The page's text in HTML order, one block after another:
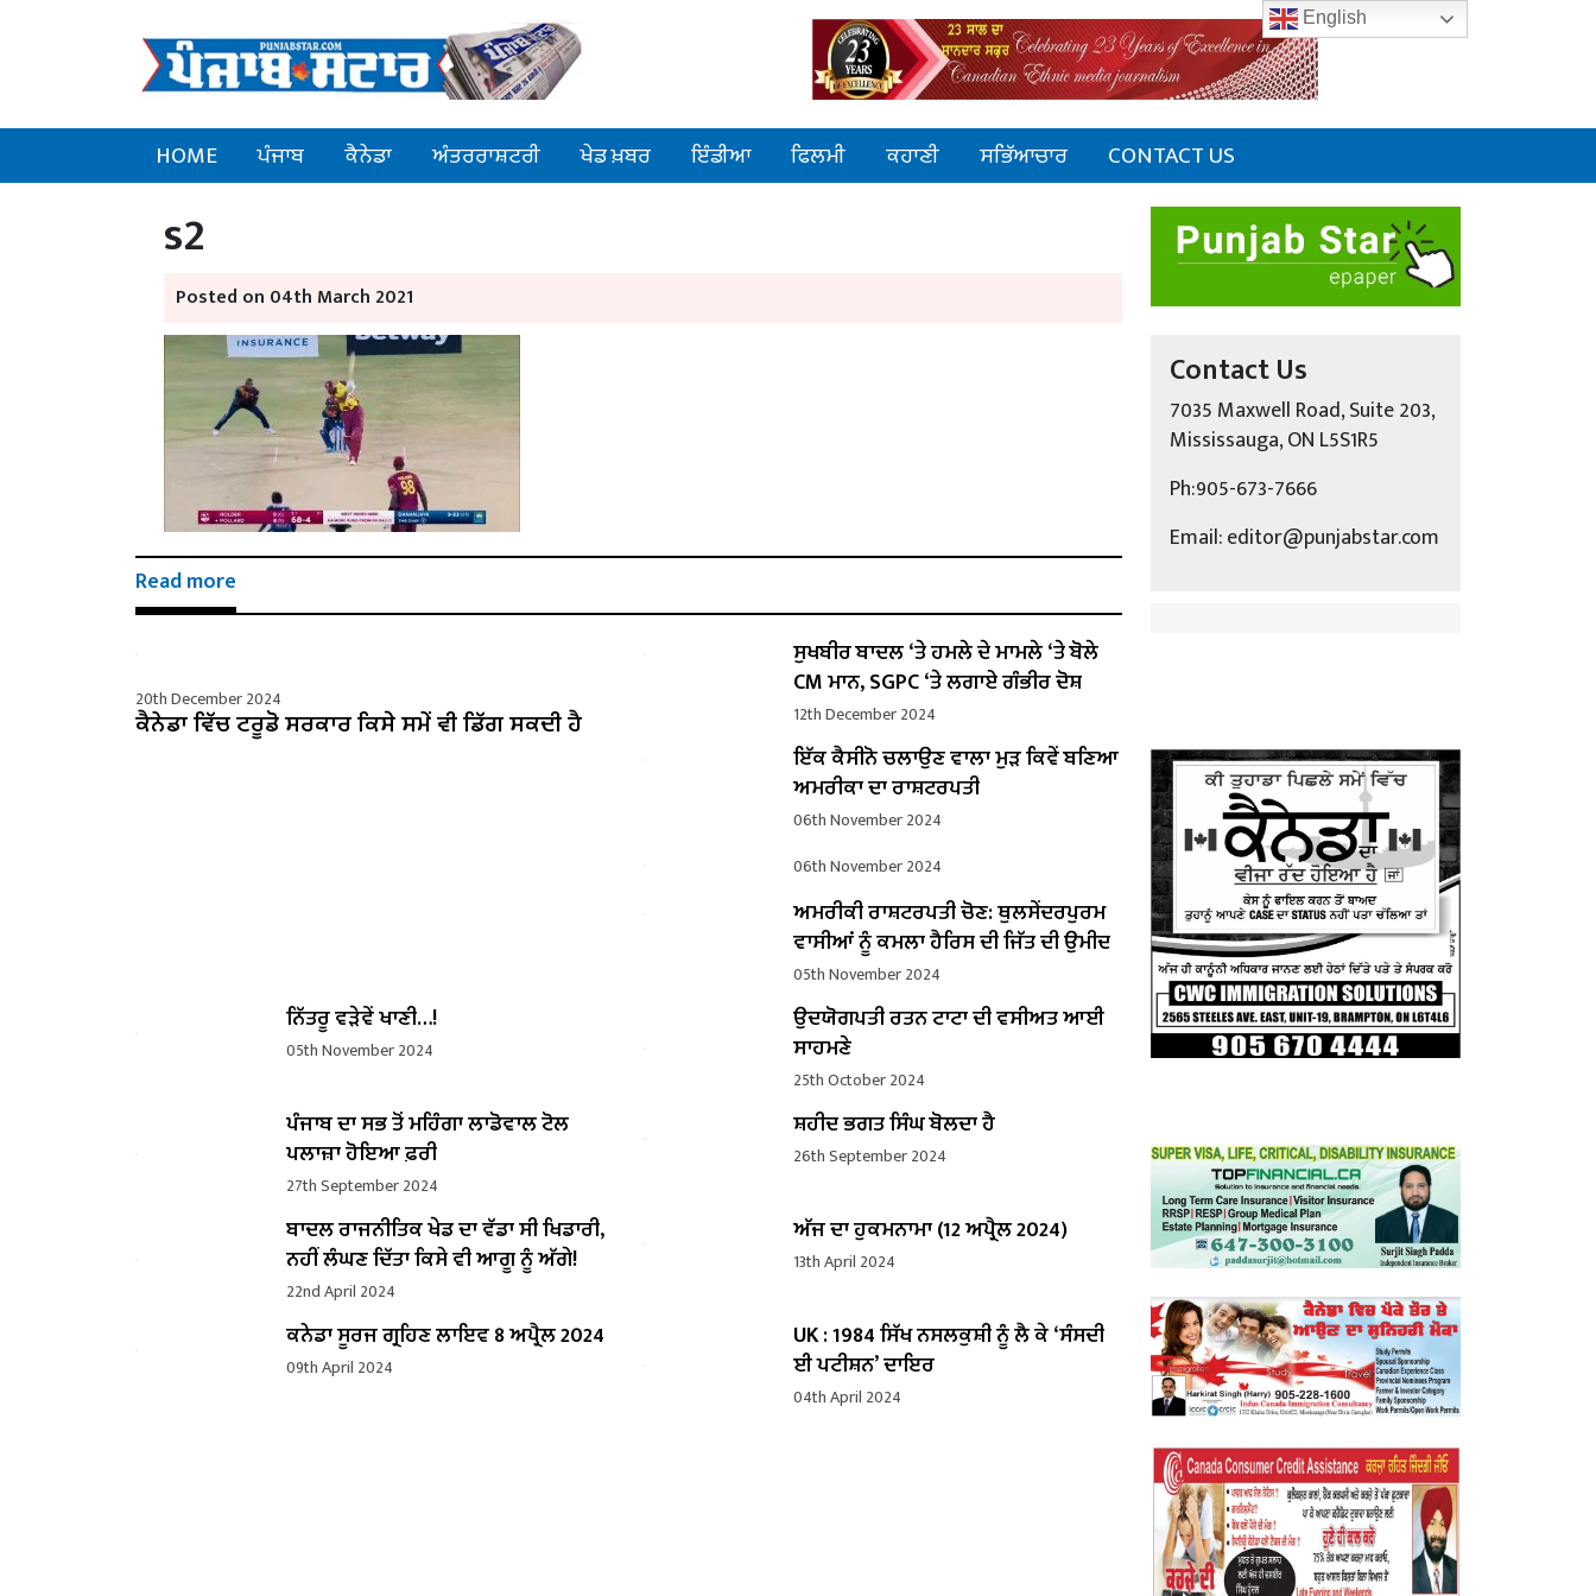
HOME ਪੰਜਾਬ ਕੈਨੇਡਾ ਅੰਤਰਰਾਸ਼ਟਰੀ ਖੇਡ ਖ਼ਬਰ ਇੰਡੀਆ ਫਿਲਮੀ ਕਹਾਣੀ ਸਭਿੱਆਚਾਰ CONTACT US
s2
Posted on 04th March 2021
Read more
20th December 2024
ਕੈਨੇਡਾ ਵਿੱਚ ਟਰੂਡੋ ਸਰਕਾਰ ਕਿਸੇ ਸਮੇਂ ਵੀ ਡਿੱਗ ਸਕਦੀ ਹੈ
ਸੁਖਬੀਰ ਬਾਦਲ ‘ਤੇ ਹਮਲੇ ਦੇ ਮਾਮਲੇ ‘ਤੇ ਬੋਲੇ ​​
CM ਮਾਨ, SGPC ‘ਤੇ ਲਗਾਏ ਗੰਭੀਰ ਦੋਸ਼
12th December 2024
ਇੱਕ ਕੈਸੀਨੋ ਚਲਾਉਣ ਵਾਲਾ ਮੁੜ ਕਿਵੇਂ ਬਣਿਆ
ਅਮਰੀਕਾ ਦਾ ਰਾਸ਼ਟਰਪਤੀ
06th November 2024
06th November 2024
ਅਮਰੀਕੀ ਰਾਸ਼ਟਰਪਤੀ ਚੋਣ: ਥੁਲਸੇਂਦਰਪੁਰਮ
ਵਾਸੀਆਂ ਨੂੰ ਕਮਲਾ ਹੈਰਿਸ ਦੀ ਜਿੱਤ ਦੀ ਉਮੀਦ
05th November 2024
ਨਿੱਤਰੂ ਵੜੇਵੇਂ ਖਾਣੀ…!
05th November 2024
ਉਦਯੋਗਪਤੀ ਰਤਨ ਟਾਟਾ ਦੀ ਵਸੀਅਤ ਆਈ
ਸਾਹਮਣੇ
25th October 2024
ਪੰਜਾਬ ਦਾ ਸਭ ਤੋਂ ਮਹਿੰਗਾ ਲਾਡੋਵਾਲ ਟੋਲ
ਪਲਾਜ਼ਾ ਹੋਇਆ ਫ਼ਰੀ
27th September 2024
ਸ਼ਹੀਦ ਭਗਤ ਸਿੰਘ ਬੋਲਦਾ ਹੈ
26th September 2024
ਬਾਦਲ ਰਾਜਨੀਤਿਕ ਖੇਡ ਦਾ ਵੱਡਾ ਸੀ ਖਿਡਾਰੀ,
ਨਹੀਂ ਲੰਘਣ ਦਿੱਤਾ ਕਿਸੇ ਵੀ ਆਗੂ ਨੂੰ ਅੱਗੇ!
22nd April 2024
ਅੱਜ ਦਾ ਹੁਕਮਨਾਮਾ (12 ਅਪ੍ਰੈਲ 2024)
13th April 2024
ਕਨੇਡਾ ਸੂਰਜ ਗ੍ਰਹਿਣ ਲਾਇਵ 8 ਅਪ੍ਰੈਲ 2024
09th April 2024
UK : 1984 ਸਿੱਖ ਨਸਲਕੁਸ਼ੀ ਨੂੰ ਲੈ ਕੇ ‘ਸੰਸਦੀ
ਈ ਪਟੀਸ਼ਨ’ ਦਾਇਰ
04th April 2024
Contact Us
7035 Maxwell Road, Suite 203,
Mississauga, ON L5S1R5
Ph:905-673-7666
Email: editor@punjabstar.com
English